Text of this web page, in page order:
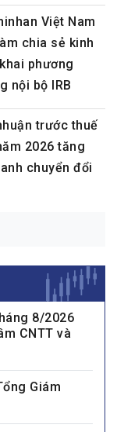
Việt Nam
chia sẻ kinh
phương
nội bộ IRB
trước thuế
2026 tăng
chuyển đổi
8/2026
CNTT và
Giám